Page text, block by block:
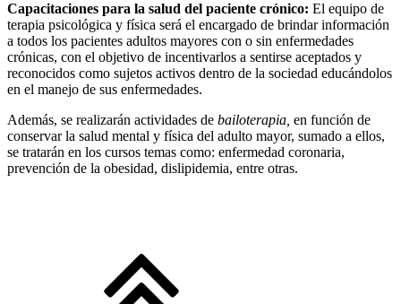
Capacitaciones para la salud del paciente crónico: El equipo de
terapia psicológica y física será el encargado de brindar información
a todos los pacientes adultos mayores con o sin enfermedades
crónicas, con el objetivo de incentivarlos a sentirse aceptados y
reconocidos como sujetos activos dentro de la sociedad educándolos
en el manejo de sus enfermedades.
Además, se realizarán actividades de bailoterapia, en función de
conservar la salud mental y física del adulto mayor, sumado a ellos,
se tratarán en los cursos temas como: enfermedad coronaria,
prevención de la obesidad, dislipidemia, entre otras.